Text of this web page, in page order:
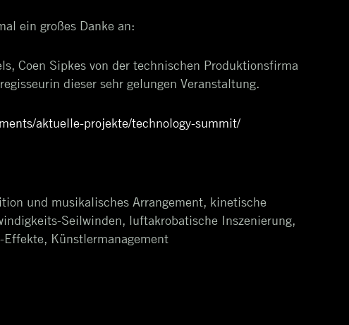
ein großes Danke an:
Coen Sipkes von der technischen Produktionsfirma
dieser sehr gelungen Veranstaltung.
aktuelle-projekte/technology-summit/
und musikalisches Arrangement, kinetische
Seilwinden, luftakrobatische Inszenierung,
Künstlermanagement